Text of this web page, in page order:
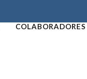
COLABORADORES